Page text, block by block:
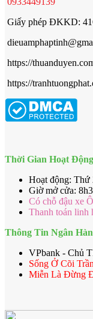
Giấy phép ĐKKD:
https://
https://
Thời Gian Hoạt Động
Hoạt động: Thứ
Giờ mở cửa:
Có chỗ đậu xe
Thanh toán linh
Thông Tin Ngân
VPbank - Chủ
Sống Ở Cõi
Miễn Là Đừng